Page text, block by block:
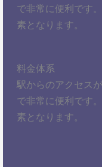
で非常に便利です
素となります。
料金体系
駅からのアクセス
で非常に便利です
素となります。